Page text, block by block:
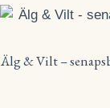
Älg & Vilt –